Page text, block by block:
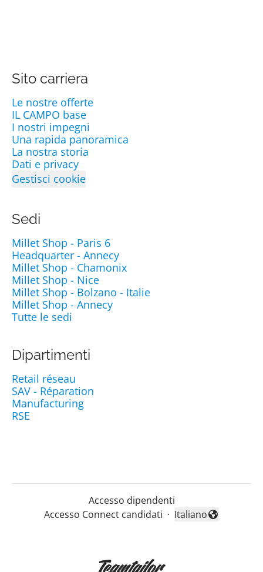
Sito carriera
Le nostre offerte
IL CAMPO base
I nostri impegni
Una rapida panoramica
La nostra storia
Dati e privacy
Gestisci cookie
Sedi
Millet Shop - Paris 6
Headquarter - Annecy
Millet Shop - Chamonix
Millet Shop - Nice
Millet Shop - Bolzano - Italie
Millet Shop - Annecy
Tutte le sedi
Dipartimenti
Retail réseau
SAV - Réparation
Manufacturing
RSE
Accesso dipendenti
Accesso Connect candidati · Cambia lingua
Italiano